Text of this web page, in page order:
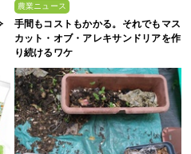
農業ニュース
手間もコストもかかる。それでもマス
カット・オブ・アレキサンドリアを作
り続けるワケ